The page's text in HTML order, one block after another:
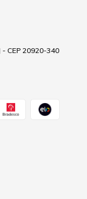
CEP 20920-340